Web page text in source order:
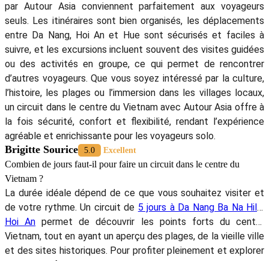
par Autour Asia conviennent parfaitement aux voyageurs
seuls. Les itinéraires sont bien organisés, les déplacements
entre Da Nang, Hoi An et Hue sont sécurisés et faciles à
suivre, et les excursions incluent souvent des visites guidées
ou des activités en groupe, ce qui permet de rencontrer
d’autres voyageurs. Que vous soyez intéressé par la culture,
l’histoire, les plages ou l’immersion dans les villages locaux,
un circuit dans le centre du Vietnam avec Autour Asia offre à
la fois sécurité, confort et flexibilité, rendant l’expérience
agréable et enrichissante pour les voyageurs solo.
Brigitte Sourice 5.0 Excellent
Combien de jours faut-il pour faire un circuit dans le centre du
Vietnam ?
La durée idéale dépend de ce que vous souhaitez visiter et
de votre rythme. Un circuit de 5 jours à Da Nang Ba Na Hills
Hoi An permet de découvrir les points forts du centre
Vietnam, tout en ayant un aperçu des plages, de la vieille ville
et des sites historiques. Pour profiter pleinement et explorer